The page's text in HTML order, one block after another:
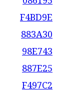
F4BD9E
883A30
98E743
887E25
F497C2